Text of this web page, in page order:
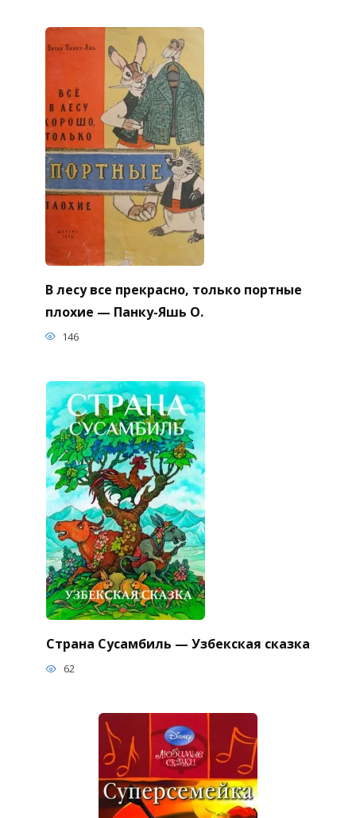
В лесу все прекрасно, только портные
плохие — Панку-Яшь О.
146
Страна Сусамбиль — Узбекская сказка
62